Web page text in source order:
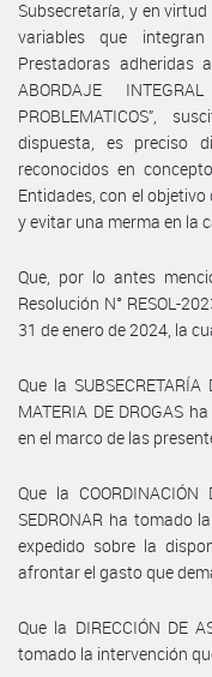
Subsecretaría, y en
variables que
Prestadoras adheridas
ABORDAJE
PROBLEMATICOS”,
dispuesta, es preciso
reconocidos en
Entidades, con el
y evitar una merma en la
Que, por lo antes
Resolución N° RESOL-
31 de enero de 2024, la
Que la
MATERIA DE DROGAS
en el marco de las
Que la
SEDRONAR ha tomado
expedido sobre la
afrontar el gasto que
Que la DIRECCIÓN DE
tomado la intervención